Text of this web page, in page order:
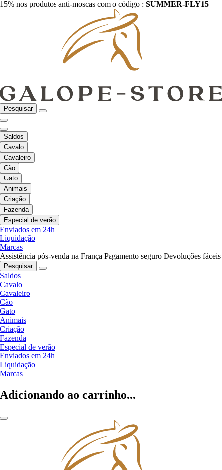
15% nos produtos anti-moscas com o código : SUMMER-FLY15
Pesquisar
Saldos
Cavalo
Cavaleiro
Cão
Gato
Animais
Criação
Fazenda
Especial de verão
Enviados em 24h
Liquidação
Marcas
Assistência pós-venda na França Pagamento seguro Devoluções fáceis
Pesquisar
Saldos
Cavalo
Cavaleiro
Cão
Gato
Animais
Criação
Fazenda
Especial de verão
Enviados em 24h
Liquidação
Marcas
Adicionando ao carrinho...